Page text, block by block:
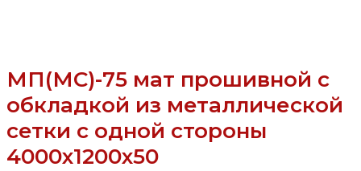
МП(МС)-75 мат прошивной с
обкладкой из металлической
сетки с одной стороны
4000x1200x50